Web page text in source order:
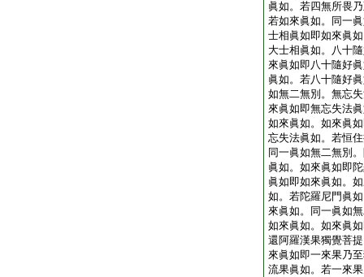
眞如。若四無所畏
若如來眞如。同一
士相眞如即如來眞
大士相眞如。八十
來眞如即八十隨好
眞如。若八十隨好
如無二無別。無忘
來眞如即無忘失法
如來眞如。如來眞
忘失法眞如。若恒
同一眞如無二無別
眞如。如來眞如即
眞如即如來眞如。
如。若陀羅尼門眞
來眞如。同一眞如
如來眞如。如來眞
還阿羅漢果獨覺菩
來眞如即一來果乃
流果眞如。若一來